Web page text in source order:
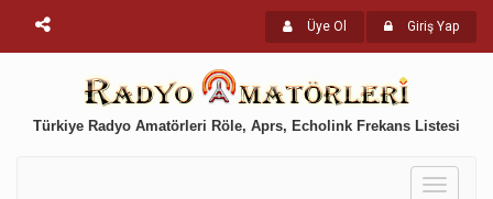
Üye Ol Giriş Yap
Türkiye Radyo Amatörleri Röle, Aprs, Echolink Frekans Listesi
Toggle